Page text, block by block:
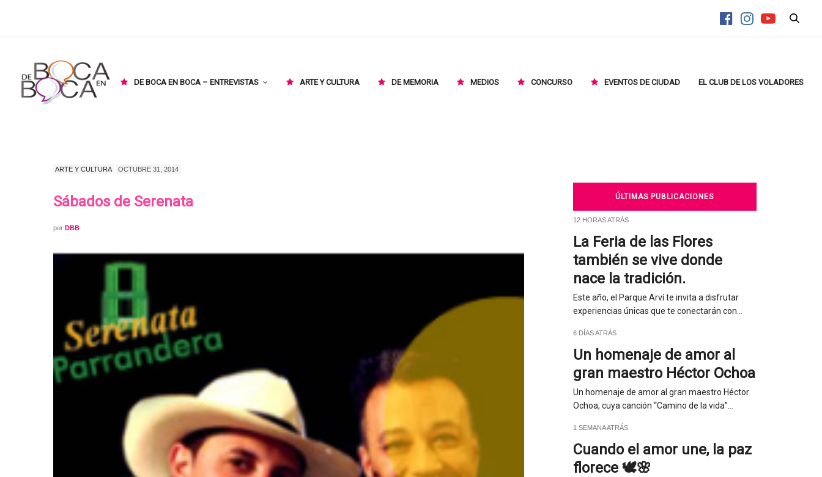
DE BOCA EN BOCA – ENTREVISTAS ARTE Y CULTURA DE MEMORIA MEDIOS CONCURSO EVENTOS DE CIUDAD EL CLUB DE LOS VOLADORES
ARTE Y CULTURA OCTUBRE 31, 2014
Sábados de Serenata
por DBB
ÚLTIMAS PUBLICACIONES
12 HORAS ATRÁS
La Feria de las Flores
también se vive donde
nace la tradición.
Este año, el Parque Arví te invita a disfrutar
experiencias únicas que te conectarán con…
6 DÍAS ATRÁS
Un homenaje de amor al
gran maestro Héctor Ochoa
Un homenaje de amor al gran maestro Héctor
Ochoa, cuya canción “Camino de la vida”…
1 SEMANA ATRÁS
Cuando el amor une, la paz
florece 🕊️🌸